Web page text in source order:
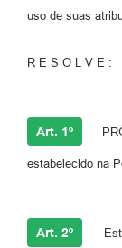
uso de suas
R E S O L V E :
Art. 1º
estabelecido na
Art. 2º